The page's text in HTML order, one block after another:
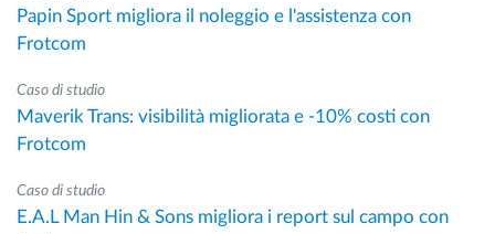
Papin Sport migliora il noleggio e l'assistenza con
Frotcom
Caso di studio
Maverik Trans: visibilità migliorata e -10% costi con
Frotcom
Caso di studio
E.A.L Man Hin & Sons migliora i report sul campo con